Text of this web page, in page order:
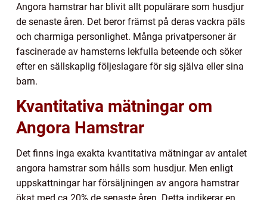
Angora hamstrar har blivit allt populärare som husdjur
de senaste åren. Det beror främst på deras vackra päls
och charmiga personlighet. Många privatpersoner är
fascinerade av hamsterns lekfulla beteende och söker
efter en sällskaplig följeslagare för sig själva eller sina
barn.
Kvantitativa mätningar om
Angora Hamstrar
Det finns inga exakta kvantitativa mätningar av antalet
angora hamstrar som hålls som husdjur. Men enligt
uppskattningar har försäljningen av angora hamstrar